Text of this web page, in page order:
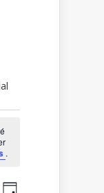
.
Navigation